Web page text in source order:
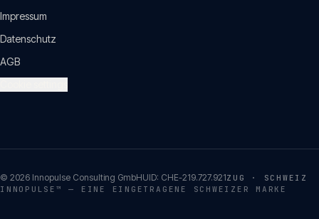
Impressum
Datenschutz
AGB
© 2026 Innopulse Consulting GmbHUID: CHE-219.727.921ZUG · SCHWEIZ
INNOPULSE™ — EINE EINGETRAGENE SCHWEIZER MARKE